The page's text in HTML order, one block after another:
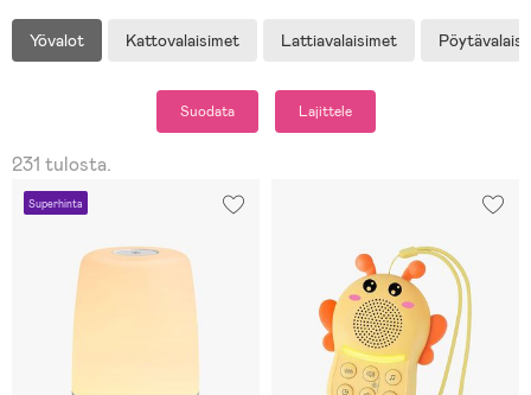
Yövalot Kattovalaisimet Lattiavalaisimet
Suodata Lajittele
231 tulosta.
Superhinta